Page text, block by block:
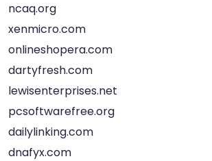
ncaq.org
xenmicro.com
onlineshopera.com
dartyfresh.com
lewisenterprises.net
pcsoftwarefree.org
dailylinking.com
dnafyx.com